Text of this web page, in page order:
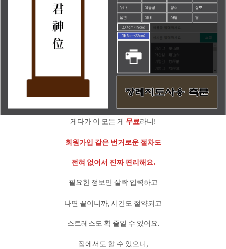
게다가 이 모든 게 무료라니!
회원가입 같은 번거로운 절차도
전혀 없어서 진짜 편리해요.
필요한 정보만 살짝 입력하고
나면 끝이니까, 시간도 절약되고
스트레스도 확 줄일 수 있어요.
집에서도 할 수 있으니,